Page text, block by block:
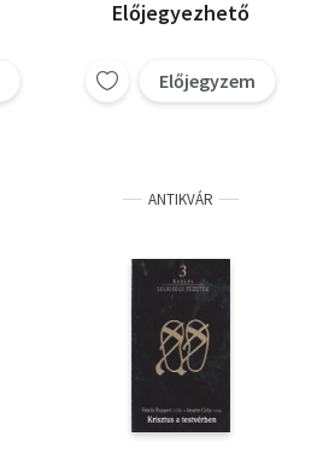
Clarvaux-i Szent Bernát
Előjegyezhető
Előjegyzem
ANTIKVÁR